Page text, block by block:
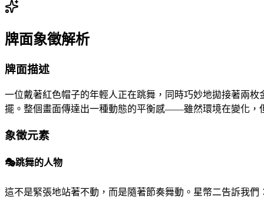
牌面象徵解析
牌面描述
一位戴著紅色帽子的年輕人正在跳舞，同時巧妙地拋接著兩
擺。整個畫面傳達出一種動態的平衡感——雖然環境在變化，
象徵元素
🎭跳舞的人物
這不是緊張地站著不動，而是隨著節奏舞動。星幣二告訴我